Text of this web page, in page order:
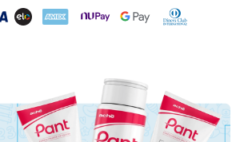
ELO AMEX NuPay Google PayDiners Club